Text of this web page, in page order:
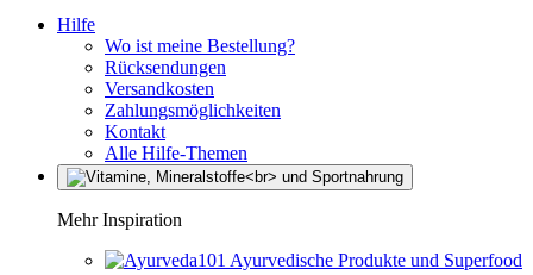
Hilfe
Wo ist meine Bestellung?
Rücksendungen
Versandkosten
Zahlungsmöglichkeiten
Kontakt
Alle Hilfe-Themen
Mehr Inspiration
Ayurvedische Produkte und Superfood